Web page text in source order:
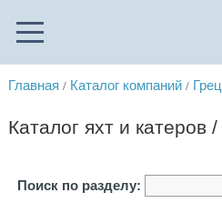
Главная / Каталог компаний /
Каталог яхт и катеров
Поиск по разделу: